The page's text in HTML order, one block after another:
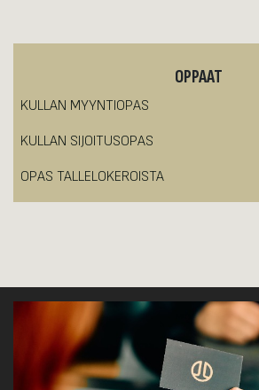
OPPAAT
KULLAN MYYNTIOPAS
KULLAN SIJOITUSOPAS
OPAS TALLELOKEROISTA